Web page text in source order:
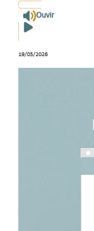
Ouvir
19/05/2026